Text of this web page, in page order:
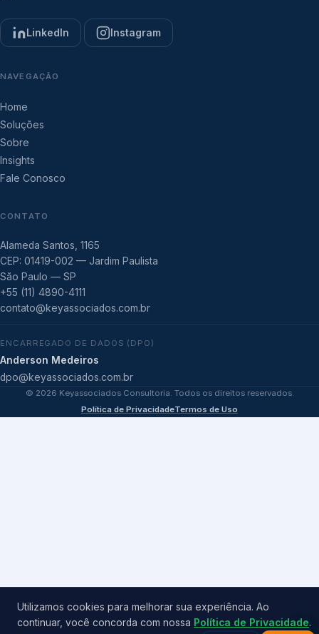
LinkedIn Instagram
NAVEGAÇÃO
Home
Soluções
Sobre
Insights
Fale Conosco
CONTATO
Alameda Santos, 1165
CEP: 01419-002 — Jardim Paulista
São Paulo — SP
+55 (11) 4890-4111
contato@keyassociados.com.br
ENCARREGADO DE DADOS (DPO)
Anderson Medeiros
dpo@keyassociados.com.br
© 2026 Keyassociados Consultoria. Todos os direitos reservados.
Política de PrivacidadeTermos de Uso
Utilizamos cookies para melhorar sua experiência. Ao
continuar, você concorda com nossa Política de Privacidade.